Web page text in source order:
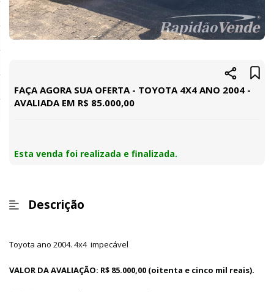
Descrição
Toyota ano 2004. 4x4 impecável
VALOR DA AVALIAÇÃO: R$ 85.000,00 (oitenta e cinco mil reais).
FAÇA AGORA SUA OFERTA - TOYOTA 4X4 ANO 2004 -
AVALIADA EM R$ 85.000,00
Esta venda foi realizada e finalizada.